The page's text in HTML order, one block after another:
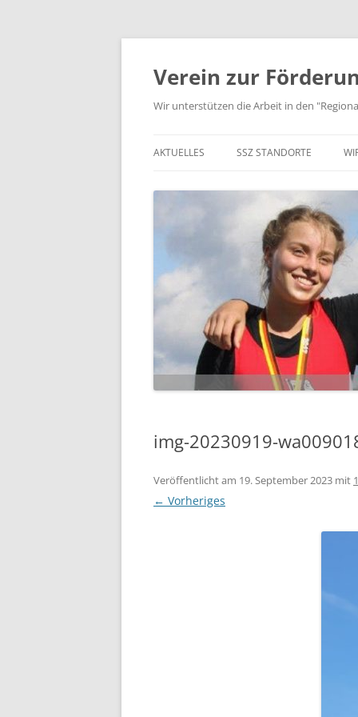
Zum
Verein zur
Wir unterstützen die Arbeit in den
AKTUELLES SSZ STANDORTE
STANDORTE IN
STANDORTE RHEIN-MAIN
STANDORTE IN SÜDHESSEN
KOOPERIERENDE VERBÄNDE
img-20230919-
Veröffentlicht am 19. September 2023 mit
← Vorheriges